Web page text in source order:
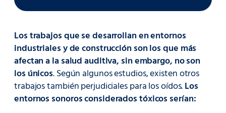
Los trabajos que se desarrollan en entornos
industriales y de construcción son los que más
afectan a la salud auditiva, sin embargo, no son
los únicos. Según algunos estudios, existen otros
trabajos también perjudiciales para los oídos.Los
entornos sonoros considerados tóxicos serían: